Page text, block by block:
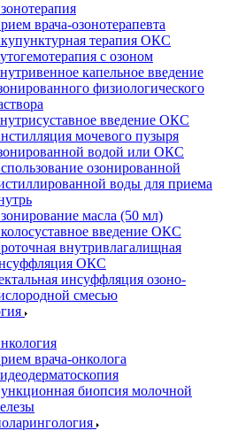
врача-озонотерапевта
терапия ОКС
с озоном
капельное введение
физиологического
введение ОКС
мочевого пузыря
водой или ОКС
озонированной
воды для приема
масла (50 мл)
введение ОКС
внутривлагалищная
ОКС
инсуффляция озоно-
смесью
врача-онколога
биопсия молочной